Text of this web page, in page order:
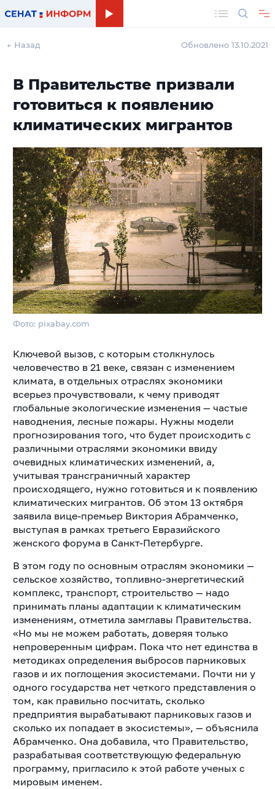
← Назад Обновлено 13.10.2021
В Правительстве призвали
готовиться к появлению
климатических мигрантов
Фото: pixabay.com
Ключевой вызов, с которым столкнулось
человечество в 21 веке, связан с изменением
климата, в отдельных отраслях экономики
всерьез прочувствовали, к чему приводят
глобальные экологические изменения — частые
наводнения, лесные пожары. Нужны модели
прогнозирования того, что будет происходить с
различными отраслями экономики ввиду
очевидных климатических изменений, а,
учитывая трансграничный характер
происходящего, нужно готовиться и к появлению
климатических мигрантов. Об этом 13 октября
заявила вице-премьер Виктория Абрамченко,
выступая в рамках третьего Евразийского
женского форума в Санкт-Петербурге.
В этом году по основным отраслям экономики —
сельское хозяйство, топливно-энергетический
комплекс, транспорт, строительство — надо
принимать планы адаптации к климатическим
изменениям, отметила замглавы Правительства.
«Но мы не можем работать, доверяя только
непроверенным цифрам. Пока что нет единства в
методиках определения выбросов парниковых
газов и их поглощения экосистемами. Почти ни у
одного государства нет четкого представления о
том, как правильно посчитать, сколько
предприятия вырабатывают парниковых газов и
сколько их попадает в экосистемы», — объяснила
Абрамченко. Она добавила, что Правительство,
разрабатывая соответствующую федеральную
программу, пригласило к этой работе ученых с
мировым именем.